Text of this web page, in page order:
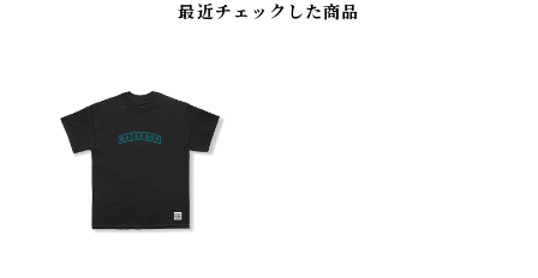
最近チェックした商品